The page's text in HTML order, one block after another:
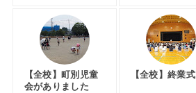
【全校】町別児童
会がありました
【全校】終業式